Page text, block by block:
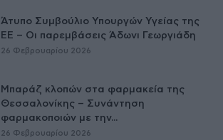
Άτυπο Συμβούλιο Υπουργών Υγείας της
ΕE – Οι παρεμβάσεις Άδωνι Γεωργιάδη
26 Φεβρουαρίου 2026
Μπαράζ κλοπών στα φαρμακεία της
Θεσσαλονίκης – Συνάντηση
φαρμακοποιών με την...
26 Φεβρουαρίου 2026